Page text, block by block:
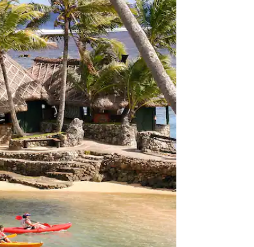
le bas, ou en appuyant dessus et en les faisant glisser.